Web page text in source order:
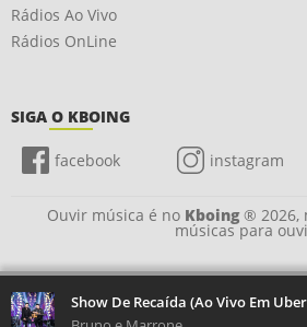
Rádios Ao Vivo
Rádios OnLine
SIGA O KBOING
facebook instagram
Ouvir música é no Kboing® 2026,
músicas para